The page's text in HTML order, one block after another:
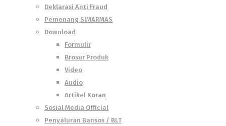
Deklarasi Anti Fraud
Pemenang SIMARMAS
Download
Formulir
Brosur Produk
Video
Audio
Artikel Koran
Sosial Media Official
Penyaluran Bansos / BLT